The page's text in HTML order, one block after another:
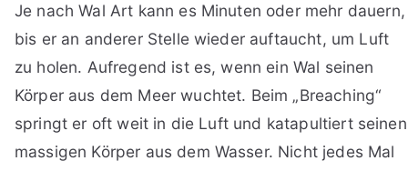
Je nach Wal Art kann es Minuten oder mehr dauern,
bis er an anderer Stelle wieder auftaucht, um Luft
zu holen. Aufregend ist es, wenn ein Wal seinen
Körper aus dem Meer wuchtet. Beim „Breaching“
springt er oft weit in die Luft und katapultiert seinen
massigen Körper aus dem Wasser. Nicht jedes Mal